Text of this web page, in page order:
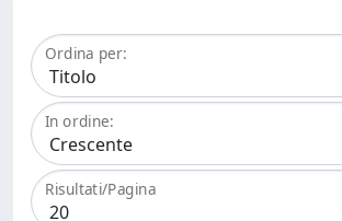
Ordina per:
In ordine:
Risultati/Pagina